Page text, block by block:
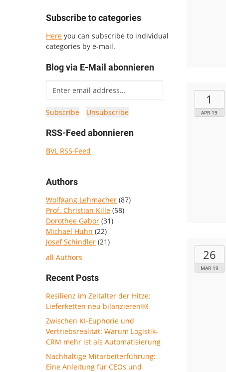
Subscribe to categories
Here you can subscribe to individual
categories by e-mail.
Blog via E-Mail abonnieren
RSS-Feed abonnieren
BVL RSS-Feed
Authors
Wolfgang Lehmacher (87)
Prof. Christian Kille (58)
Dorothee Gabor (31)
Michael Huhn (22)
Josef Schindler (21)
all Authors
Recent Posts
Resilienz im Zeitalter der Hitze:
Lieferketten neu bilanzieren￼
Zwischen KI-Euphorie und
Vertriebsrealität: Warum Logistik-
CRM mehr ist als Automatisierung
Nachhaltige Mitarbeiterführung:
Eine Anleitung für CEOs und
1
APR 19
26
MAR 19